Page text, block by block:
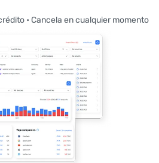
• Cancela en cualquier momento